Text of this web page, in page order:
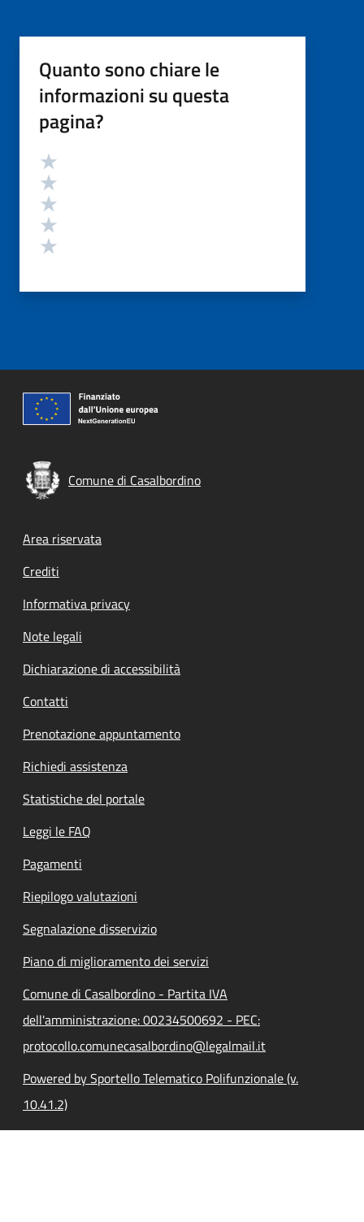
Quanto sono chiare le
informazioni su questa
pagina?
Valutazione
Comune di Casalbordino
Footer menu
Area riservata
Crediti
Informativa privacy
Note legali
Dichiarazione di accessibilità
Contatti
Prenotazione appuntamento
Richiedi assistenza
Statistiche del portale
Leggi le FAQ
Pagamenti
Riepilogo valutazioni
Segnalazione disservizio
Piano di miglioramento dei servizi
Comune di Casalbordino - Partita IVA
dell'amministrazione: 00234500692 - PEC:
protocollo.comunecasalbordino@legalmail.it
Powered by Sportello Telematico Polifunzionale (v.
10.41.2)